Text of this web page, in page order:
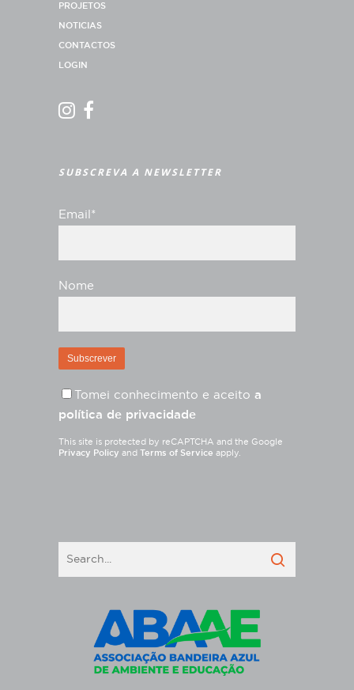
PROJETOS
NOTICIAS
CONTACTOS
LOGIN
SUBSCREVA A NEWSLETTER
Email*
Nome
Tomei conhecimento e aceito a
política de privacidade
This site is protected by reCAPTCHA and the Google
Privacy Policy and Terms of Service apply.